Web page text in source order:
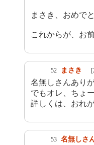
まさき、おめで
これからが、お
52 まさき
名無しさんあり
でもオレ、ちょ
詳しくは、おれ
53 名無しさ